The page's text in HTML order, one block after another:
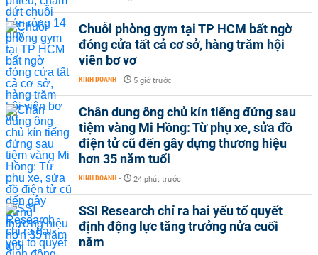
Chuỗi phòng gym tại TP HCM bất ngờ
đóng cửa tất cả cơ sở, hàng trăm hội
viên bơ vơ
KINH DOANH - 5 giờ trước
Chân dung ông chủ kín tiếng đứng sau
tiệm vàng Mi Hồng: Từ phụ xe, sửa đồ
điện tử cũ đến gây dựng thương hiệu
hơn 35 năm tuổi
KINH DOANH - 24 phút trước
SSI Research chỉ ra hai yếu tố quyết
định động lực tăng trưởng nửa cuối
năm